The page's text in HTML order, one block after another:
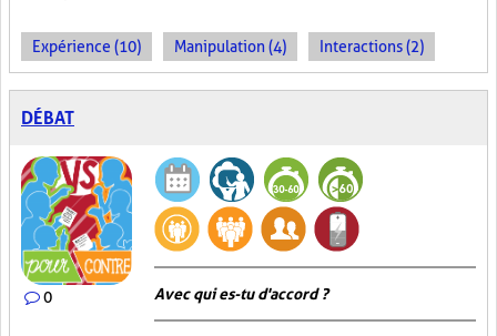
Expérience (10) Manipulation (4) Interactions (2)
DÉBAT
0 Avec qui es-tu d'accord ?